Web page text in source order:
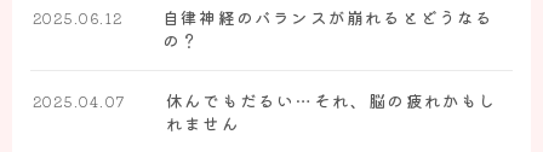
頭痛の方のお悩み解決
腰痛の方のお悩み解決
自律神経のバランスが崩れるとどうなる
の？
2025.06.12
休んでもだるい…それ、脳の疲れかもし
れません
2025.04.07